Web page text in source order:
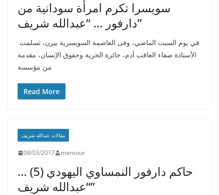
سويسرا تكرم امرأة سودانية من
دارفور … “عبدالله شريف”
الأستاذة صفاء العاقب أدم، جائزة الحرية وحقوق الإنسان، مقدمة
من مؤسسة
Read More
مقالات عبدالله شريف
08/03/2017 mansour
حاكم دارفور النمساوي اليهودي (5) …
“عبدالله شريف”